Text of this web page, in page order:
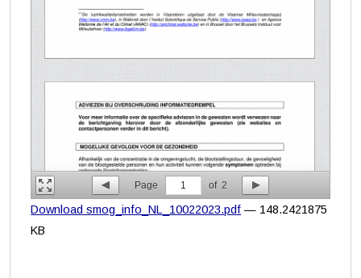
Page 1 of 2
Download smog_info_NL_10022023.pdf — 148.2421875
KB